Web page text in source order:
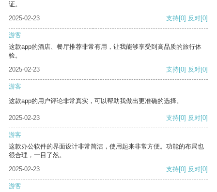
证。
2025-02-23
支持[0] 反对[0]
游客
这款app的酒店、餐厅推荐非常有用，让我能够享受到高品质的旅行体
验。
2025-02-23
支持[0] 反对[0]
游客
这款app的用户评论非常真实，可以帮助我做出更准确的选择。
2025-02-23 支持[0] 反对[0]
游客
这款办公软件的界面设计非常简洁，使用起来非常方便。功能的布局也
很合理，一目了然。
2025-02-23
支持[0] 反对[0]
游客